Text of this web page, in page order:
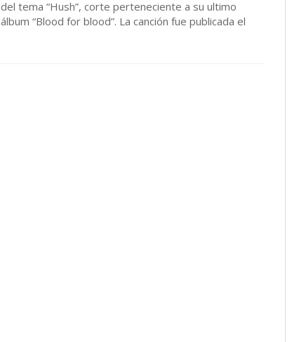
del tema “Hush”, corte perteneciente a su ultimo
álbum “Blood for blood”. La canción fue publicada el